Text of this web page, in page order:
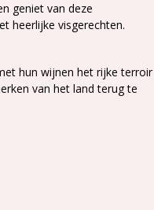
geniet van deze
heerlijke visgerechten.
hun wijnen het rijke terroir
van het land terug te